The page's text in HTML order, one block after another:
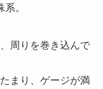
。
周りを巻き込んで
まり、ゲージが満